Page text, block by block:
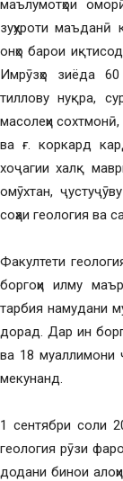
маълумотҳои
зуҳуроти
онҳо барои
Имрӯзҳо зиёда
тиллову нуқра,
масолеҳи
ва ғ. коркард
хоҷагии халқ
омӯхтан,
соҳаи геология ва
Факултети
боргоҳи илму
тарбия намудани
дорад. Дар ин
ва 18 муаллимони
мекунанд.
1 сентябри соли
геология рӯзи
додани бинои